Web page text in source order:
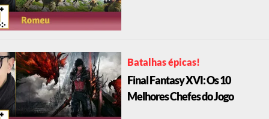
Batalhas épicas!
Final Fantasy XVI: Os 10
Melhores Chefes do Jogo